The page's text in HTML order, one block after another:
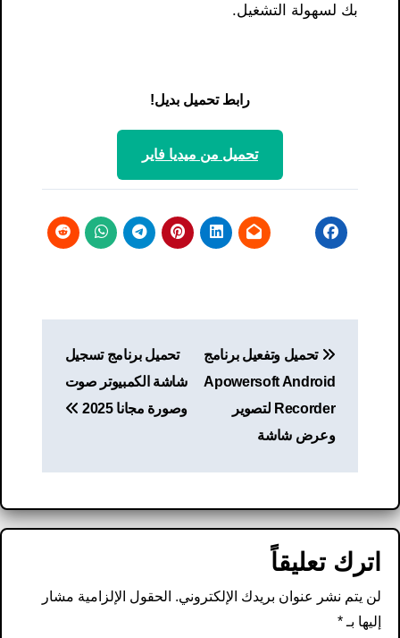
بك لسهولة التشغيل.
رابط تحميل بديل!
تحميل من ميديا ​​فاير
المقالات
تحميل وتفعيل برنامج
Apowersoft Android
Recorder لتصوير
وعرض شاشة
تحميل برنامج تسجيل
شاشة الكمبيوتر صوت
وصورة مجانا​ 2025
اترك تعليقاً
لن يتم نشر عنوان بريدك الإلكتروني. الحقول الإلزامية مشار
إليها بـ*